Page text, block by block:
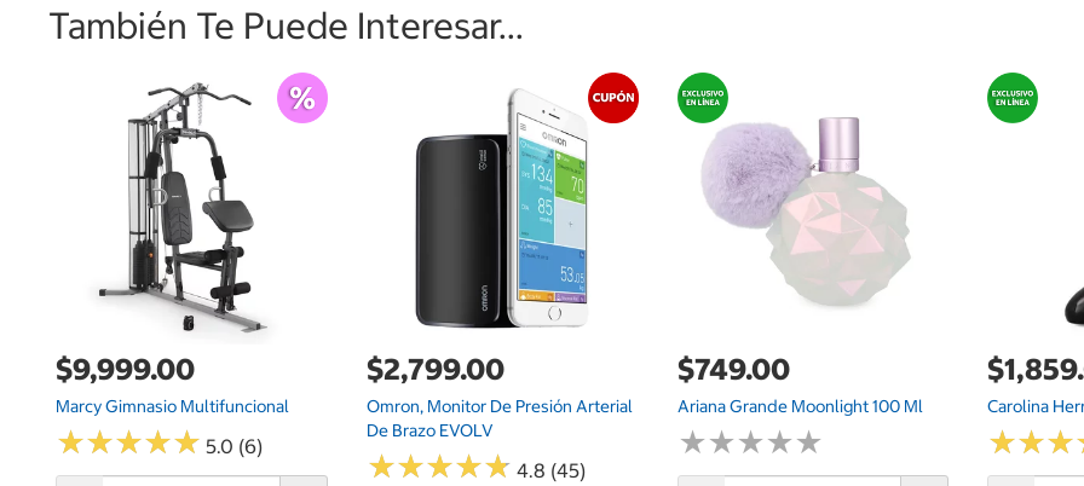
También Te Puede Interesar...
$9,999.00
Marcy Gimnasio Multifuncional
★★★★★
★★★★★ 5.0 (6)
$2,799.00
Omron, Monitor De Presión Arterial
De Brazo EVOLV
★★★★★
★★★★★ 4.8 (45)
$749.00
Ariana Grande Moonlight 100 Ml
★★★★★
★★★★★
Carolina
★★★
★★★